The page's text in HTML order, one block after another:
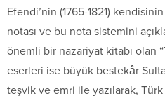
Efendi’nin (1765-1821)
notası ve bu nota sistemini
önemli bir nazariyat kitabı olan “
eserleri ise büyük bestekâr
teşvik ve emri ile yazılarak, Türk